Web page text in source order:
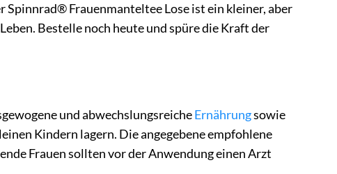
Frauenmanteltee Lose ist ein kleiner, aber
Bestelle noch heute und spüre die Kraft der
und abwechslungsreicheErnährungsowie
Kindern lagern. Die angegebene empfohlene
Frauen sollten vor der Anwendung einen Arzt